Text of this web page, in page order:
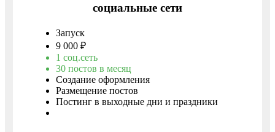
социальные сети
Запуск
9 000 ₽
1 соц.сеть
30 постов в месяц
Создание оформления
Размещение постов
Постинг в выходные дни и праздники